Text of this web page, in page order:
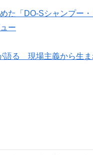
た「DO-Sシャンプー・
ー
語る 現場主義から生